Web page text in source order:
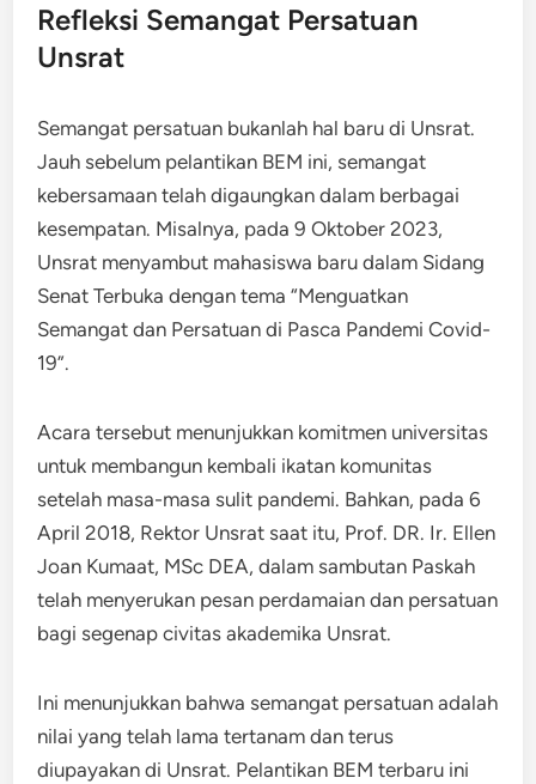
Refleksi Semangat Persatuan
Unsrat
Semangat persatuan bukanlah hal baru di Unsrat.
Jauh sebelum pelantikan BEM ini, semangat
kebersamaan telah digaungkan dalam berbagai
kesempatan. Misalnya, pada 9 Oktober 2023,
Unsrat menyambut mahasiswa baru dalam Sidang
Senat Terbuka dengan tema “Menguatkan
Semangat dan Persatuan di Pasca Pandemi Covid-
19”.
Acara tersebut menunjukkan komitmen universitas
untuk membangun kembali ikatan komunitas
setelah masa-masa sulit pandemi. Bahkan, pada 6
April 2018, Rektor Unsrat saat itu, Prof. DR. Ir. Ellen
Joan Kumaat, MSc DEA, dalam sambutan Paskah
telah menyerukan pesan perdamaian dan persatuan
bagi segenap civitas akademika Unsrat.
Ini menunjukkan bahwa semangat persatuan adalah
nilai yang telah lama tertanam dan terus
diupayakan di Unsrat. Pelantikan BEM terbaru ini